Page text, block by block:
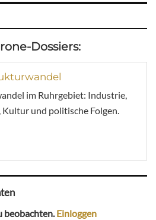
Dossiers:
im Ruhrgebiet: Industrie,
Kultur und politische Folgen.
beobachten.Einloggen